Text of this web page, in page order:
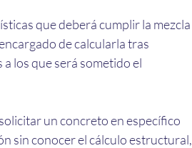
que deberá cumplir la mezcla
de calcularla tras
los que será sometido el
un concreto en específico
sin conocer el cálculo estructural,